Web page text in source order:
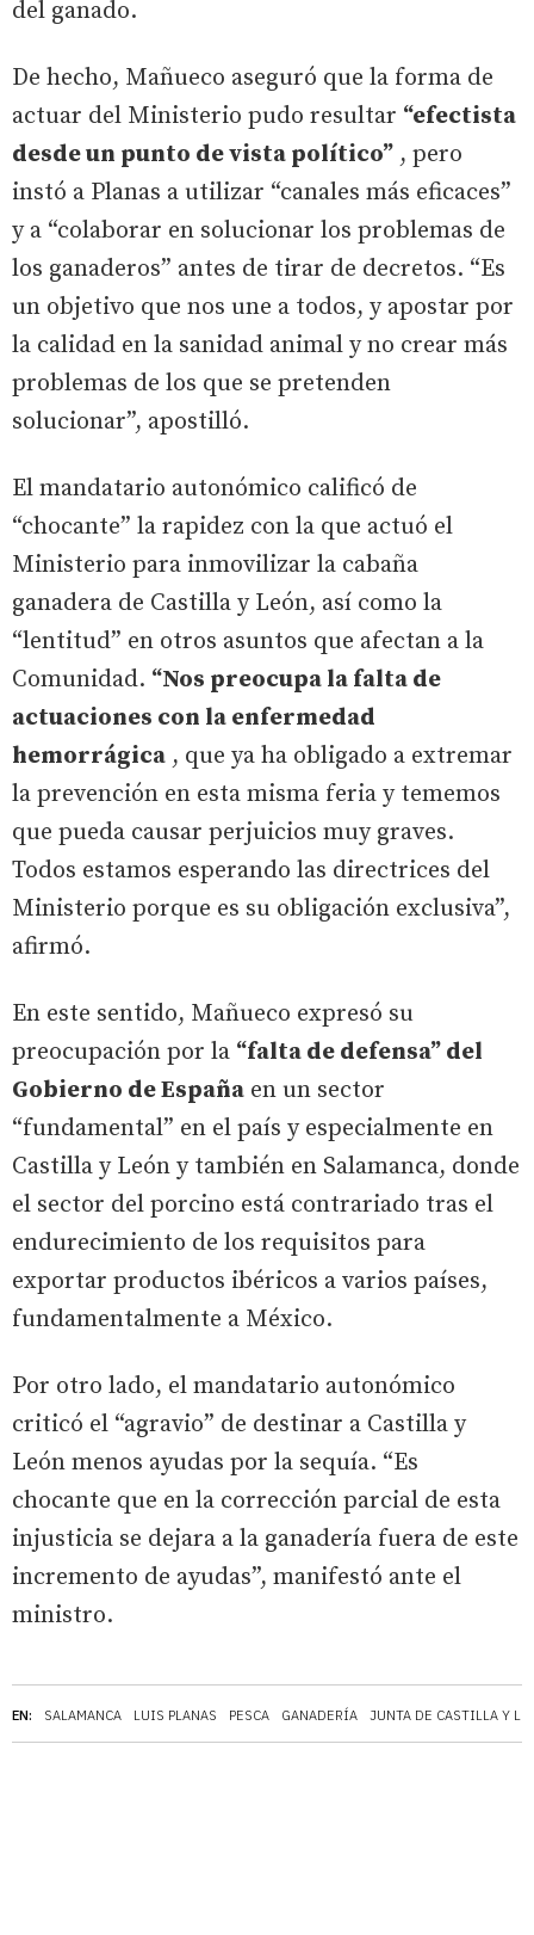
EN: SALAMANCA LUIS PLANAS PESCA GANADERÍA JUNTA DE CASTILLA Y
del ganado.
De hecho, Mañueco aseguró que la forma de
actuar del Ministerio pudo resultar “efectista
desde un punto de vista político” , pero
instó a Planas a utilizar “canales más eficaces”
y a “colaborar en solucionar los problemas de
los ganaderos” antes de tirar de decretos. “Es
un objetivo que nos une a todos, y apostar por
la calidad en la sanidad animal y no crear más
problemas de los que se pretenden
solucionar”, apostilló.
El mandatario autonómico calificó de
“chocante” la rapidez con la que actuó el
Ministerio para inmovilizar la cabaña
ganadera de Castilla y León, así como la
“lentitud” en otros asuntos que afectan a la
Comunidad. “Nos preocupa la falta de
actuaciones con la enfermedad
hemorrágica , que ya ha obligado a extremar
la prevención en esta misma feria y tememos
que pueda causar perjuicios muy graves.
Todos estamos esperando las directrices del
Ministerio porque es su obligación exclusiva”,
afirmó.
En este sentido, Mañueco expresó su
preocupación por la “falta de defensa” del
Gobierno de España en un sector
“fundamental” en el país y especialmente en
Castilla y León y también en Salamanca, donde
el sector del porcino está contrariado tras el
endurecimiento de los requisitos para
exportar productos ibéricos a varios países,
fundamentalmente a México.
Por otro lado, el mandatario autonómico
criticó el “agravio” de destinar a Castilla y
León menos ayudas por la sequía. “Es
chocante que en la corrección parcial de esta
injusticia se dejara a la ganadería fuera de este
incremento de ayudas”, manifestó ante el
ministro.